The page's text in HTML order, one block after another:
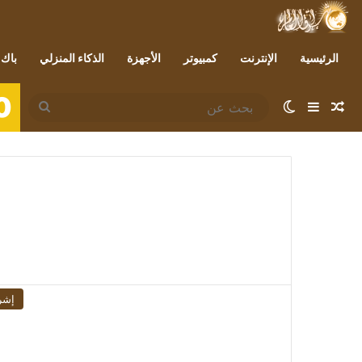
الرئيسية الإنترنت كمبيوتر الأجهزة الذكاء المنزلي
مقال عشوائي
إضافة عمود جانبي
الوضع المظلم
بحث
عن